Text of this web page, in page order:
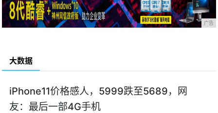
广告
大数据
iPhone11价格感人，5999跌至5689，网
友：最后一部4G手机